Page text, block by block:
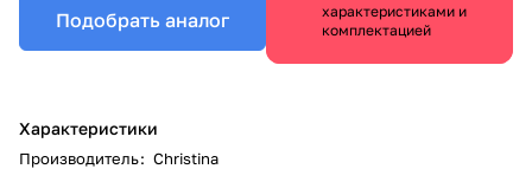
Подобрать аналог
Характеристики
Производитель: Christina
характеристиками и
комплектацией